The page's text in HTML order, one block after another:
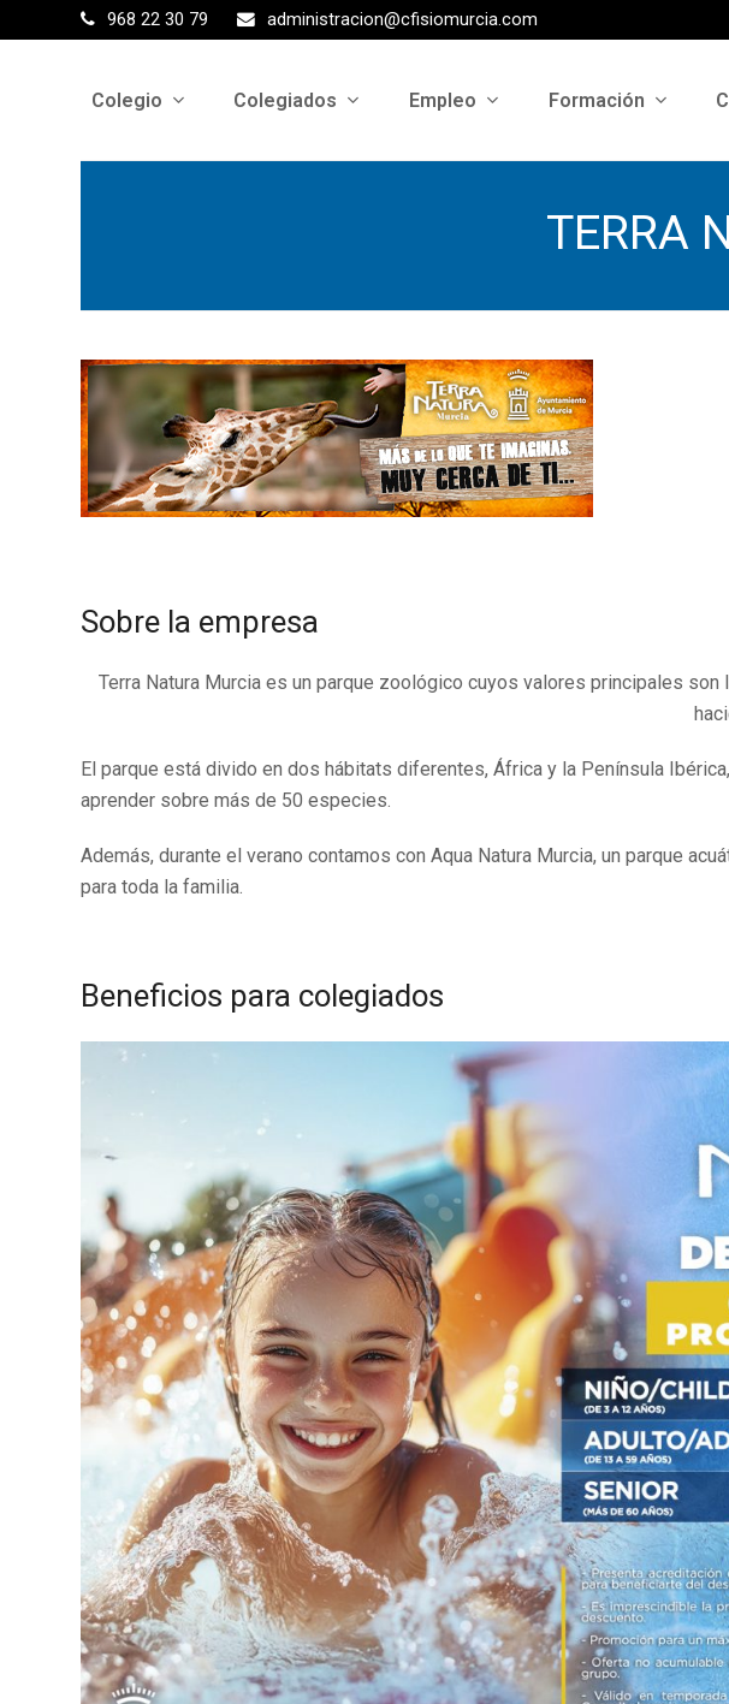
968 22 30 79 administracion@cfisiomurcia.com
Colegio Colegiados Empleo Formación
TERRA
Sobre la empresa
Terra Natura Murcia es un parque zoológico cuyos valores principales
El parque está divido en dos hábitats diferentes, África y la Península
aprender sobre más de 50 especies.
Además, durante el verano contamos con Aqua Natura Murcia, un parque
para toda la familia.
Beneficios para colegiados